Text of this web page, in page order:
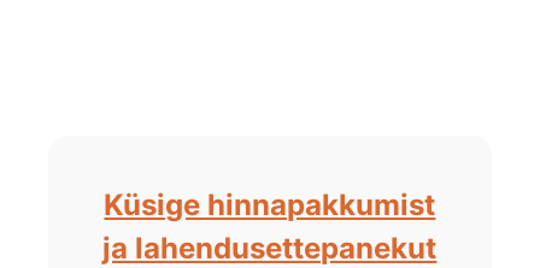
Küsige hinnapakkumist
ja lahendusettepanekut